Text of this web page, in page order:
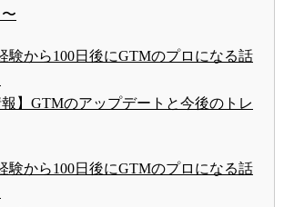
験から100日後にGTMのプロになる話
】GTMのアップデートと今後のトレ
験から100日後にGTMのプロになる話